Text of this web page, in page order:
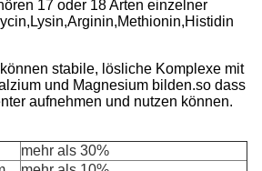
17 oder 18 Arten einzelner
stabile, lösliche Komplexe mit
und Magnesium bilden.so dass
aufnehmen und nutzen können.
mehr als 30%